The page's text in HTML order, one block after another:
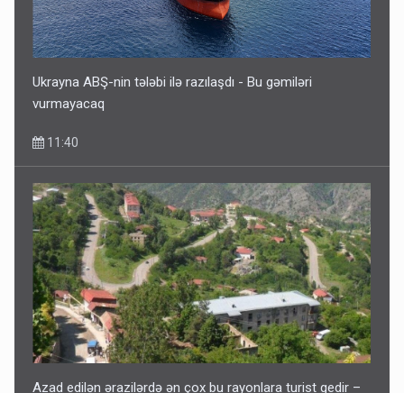
Geri çağırılan səfir Abel Məhərrəmovun oğludur - DOSYE
7 Avqust 14:07
Ukrayna ABŞ-nin tələbi ilə razılaşdı - Bu gəmiləri
vurmayacaq
11:40
Azad edilən ərazilərdə ən çox bu rayonlara turist gedir –